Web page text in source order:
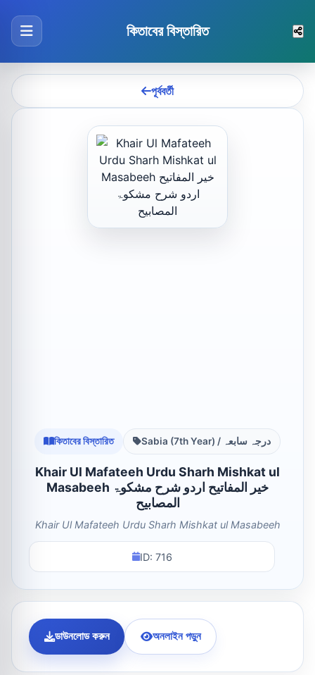
কিতাবের বিস্তারিত
পূর্ববর্তী
কিতাবের বিস্তারিত Sabia (7th Year) / درجہ سابعہ
Khair Ul Mafateeh Urdu Sharh Mishkat ul
Masabeeh خیر المفاتیح اردو شرح مشکوۃ
المصابیح
Khair Ul Mafateeh Urdu Sharh Mishkat ul Masabeeh
ID: 716
ডাউনলোড করুন অনলাইন পড়ুন